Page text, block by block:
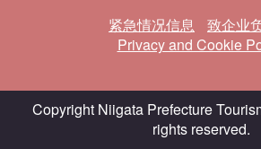
紧急情况信息
致企业
Privacy and Cookie
Copyright Niigata Prefecture
rights reserved.